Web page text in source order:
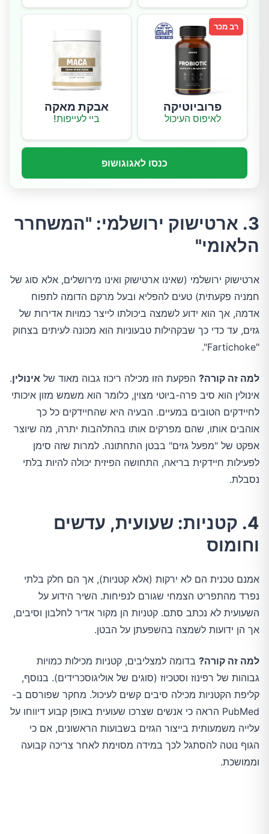
רב מכר
פרוביוטיקה
לאיפוס העיכול
אבקת מאקה
ביי לעייפות!
כנסו לאגוגושופ
3. ארטישוק ירושלמי: "המשחרר
הלאומי"
ארטישוק ירושלמי (שאינו ארטישוק ואינו מירושלים, אלא סוג של
חמניה פקעתית) טעים להפליא ובעל מרקם הדומה לתפוח
אדמה, אך הוא ידוע לשמצה ביכולתו לייצר כמויות אדירות של
גזים, עד כדי כך שבקהילות טבעוניות הוא מכונה לעיתים בצחוק
"Fartichoke".
למה זה קורה? הפקעת הזו מכילה ריכוז גבוה מאוד של אינולין.
אינולין הוא סיב פרה-ביוטי מצוין, כלומר הוא משמש מזון איכותי
לחיידקים הטובים במעיים. הבעיה היא שהחיידקים כל כך
אוהבים אותו, שהם מפרקים אותו בהתלהבות יתרה, מה שיוצר
אפקט של "מפעל גזים" בבטן התחתונה. למרות שזה סימן
לפעילות חיידקית בריאה, התחושה הפיזית יכולה להיות בלתי
נסבלת.
4. קטניות: שעועית, עדשים
וחומוס
אמנם טכנית הם לא ירקות (אלא קטניות), אך הם חלק בלתי
נפרד מהתפריט הצמחי שגורם לנפיחות. השיר הידוע על
השעועית לא נכתב סתם. קטניות הן מקור אדיר לחלבון וסיבים,
אך הן ידועות לשמצה בהשפעתן על הבטן.
למה זה קורה? בדומה למצליבים, קטניות מכילות כמויות
גבוהות של רפינוז וסטכיוז (סוגים של אוליגוסכרידים). בנוסף,
קליפת הקטניות מכילה סיבים קשים לעיכול. מחקר שפורסם ב-
PubMed הראה כי אנשים שצרכו שעועית באופן קבוע דיווחו על
עלייה משמעותית בייצור הגזים בשבועות הראשונים, אם כי
הגוף נוטה להסתגל לכך במידה מסוימת לאחר צריכה קבועה
וממושכת.